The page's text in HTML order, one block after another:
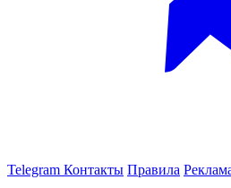
Telegram Контакты Правила